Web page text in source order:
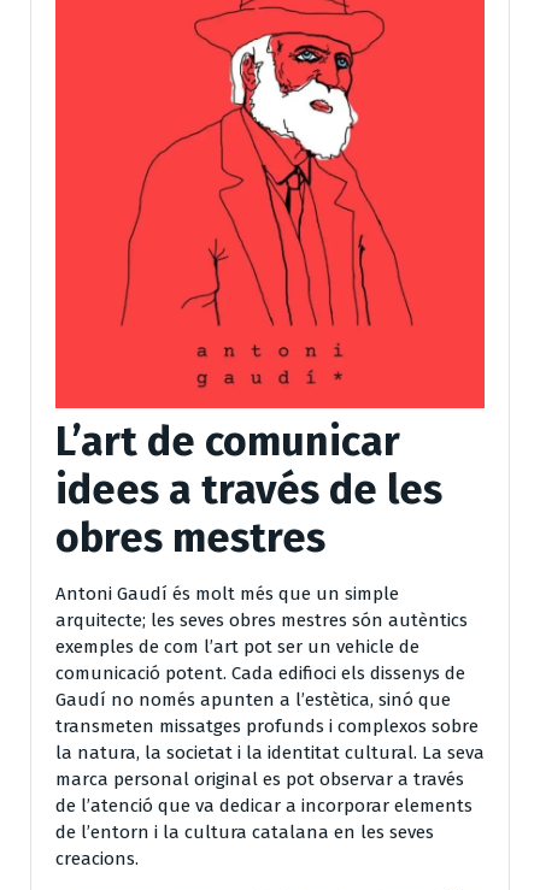
L’art de comunicar
idees a través de les
obres mestres
Antoni Gaudí és molt més que un simple
arquitecte; les seves obres mestres són autèntics
exemples de com l’art pot ser un vehicle de
comunicació potent. Cada edifioci els dissenys de
Gaudí no només apunten a l’estètica, sinó que
transmeten missatges profunds i complexos sobre
la natura, la societat i la identitat cultural. La seva
marca personal original es pot observar a través
de l’atenció que va dedicar a incorporar elements
de l’entorn i la cultura catalana en les seves
creacions.